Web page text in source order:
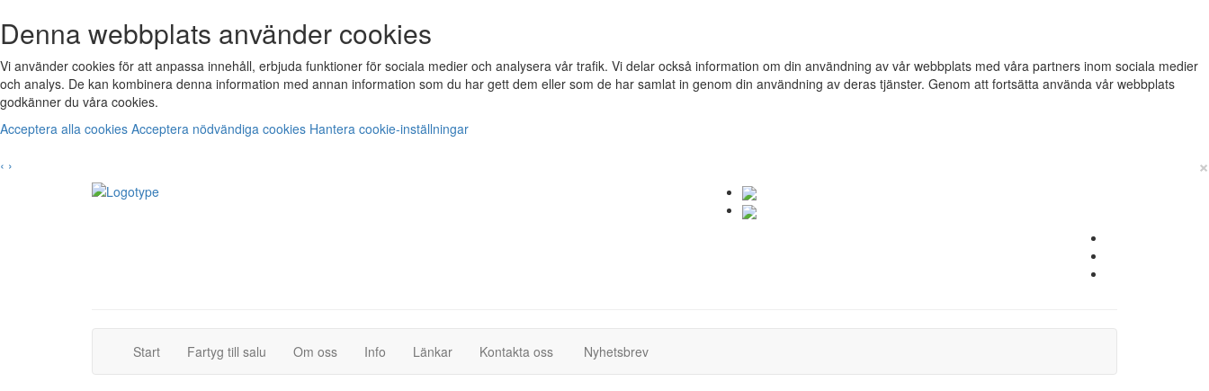
Denna webbplats använder cookies
Vi använder cookies för att anpassa innehåll, erbjuda funktioner för sociala medier och analysera vår trafik. Vi delar också information om din användning av vår webbplats med våra partners inom sociala medier
och analys. De kan kombinera denna information med annan information som du har gett dem eller som de har samlat in genom din användning av deras tjänster. Genom att fortsätta använda vår webbplats
godkänner du våra cookies.
Acceptera alla cookies Acceptera nödvändiga cookies Hantera cookie-inställningar
‹ › ×
Start(current)Fartyg till salu (current)Om oss Info Länkar Kontakta oss(current)Nyhetsbrev(current)